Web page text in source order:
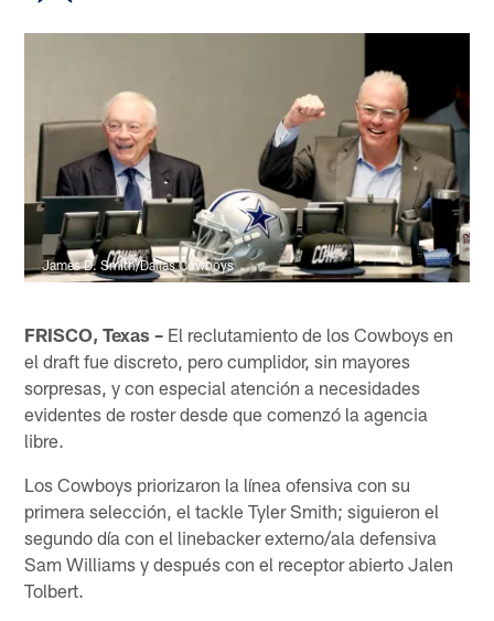
James D. Smith/Dallas Cowboys
FRISCO, Texas – El reclutamiento de los Cowboys en
el draft fue discreto, pero cumplidor, sin mayores
sorpresas, y con especial atención a necesidades
evidentes de roster desde que comenzó la agencia
libre.
Los Cowboys priorizaron la línea ofensiva con su
primera selección, el tackle Tyler Smith; siguieron el
segundo día con el linebacker externo/ala defensiva
Sam Williams y después con el receptor abierto Jalen
Tolbert.